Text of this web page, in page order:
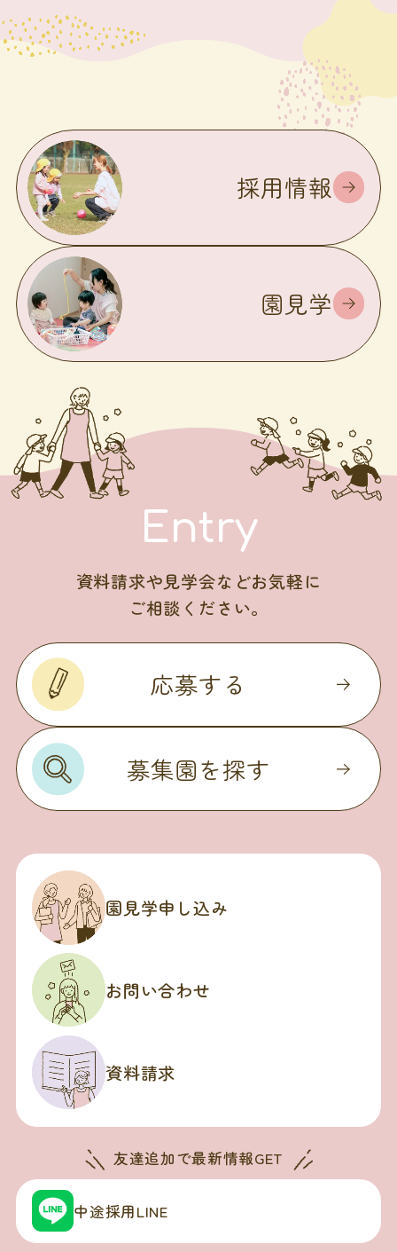
採用情報
園見学
Entry
資料請求や見学会などお気軽に
ご相談ください。
応募する
募集園を探す
園見学申し込み
お問い合わせ
資料請求
友達追加で最新情報GET
中途採用LINE